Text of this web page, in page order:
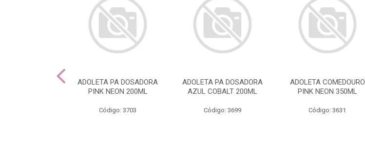
ADOLETA PA DOSADORA
PINK NEON 200ML
Código: 3703
ADOLETA PA DOSADORA
AZUL COBALT 200ML
Código: 3699
ADOLETA COMEDOURO
PINK NEON 350ML
Código: 3631